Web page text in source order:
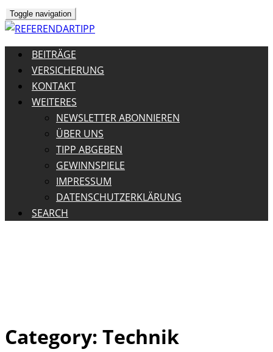
Toggle navigation
BEITRÄGE
VERSICHERUNG
KONTAKT
WEITERES
NEWSLETTER ABONNIEREN
ÜBER UNS
TIPP ABGEBEN
GEWINNSPIELE
IMPRESSUM
DATENSCHUTZERKLÄRUNG
SEARCH
Skip
Category: Technik